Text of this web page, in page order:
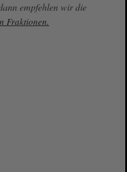
empfehlen wir die
Fraktionen.